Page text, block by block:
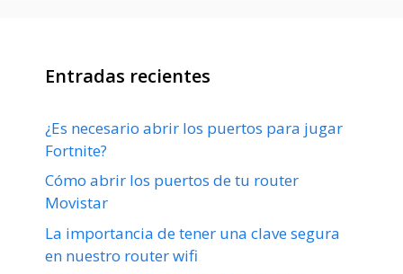
Entradas recientes
¿Es necesario abrir los puertos para jugar
Fortnite?
Cómo abrir los puertos de tu router
Movistar
La importancia de tener una clave segura
en nuestro router wifi